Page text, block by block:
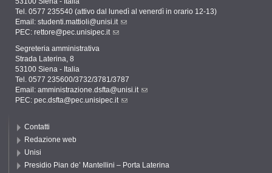
Tel. 0577 235540 (attivo dal lunedì al venerdì in orario 12-13)
Email: studenti.mattioli@unisi.it
PEC: rettore@pec.unisipec.it
Segreteria amministrativa
Strada Laterina, 8
53100 Siena - Italia
Tel. 0577 235600/3732/3781/3787
Email: amministrazione.dsfta@unisi.it
PEC: pec.dsfta@pec.unisipec.it
Contatti
Redazione web
Unisi
Presidio Pian de’ Mantellini – Porta Laterina